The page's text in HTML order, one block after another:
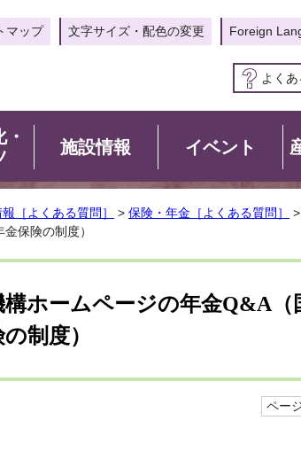
マップ 文字サイズ・配色の変更 Foreign
よく
施設情報 イベント
［よくある質問］ > 保険・年金［よくある質問］
保険の制度）
構ホームページの年金Q&A
制度）
ペー